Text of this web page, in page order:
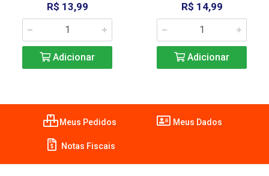
R$ 13,99
Adicionar
R$ 14,99
Adicionar
Meus Pedidos Meus Dados
Notas Fiscais